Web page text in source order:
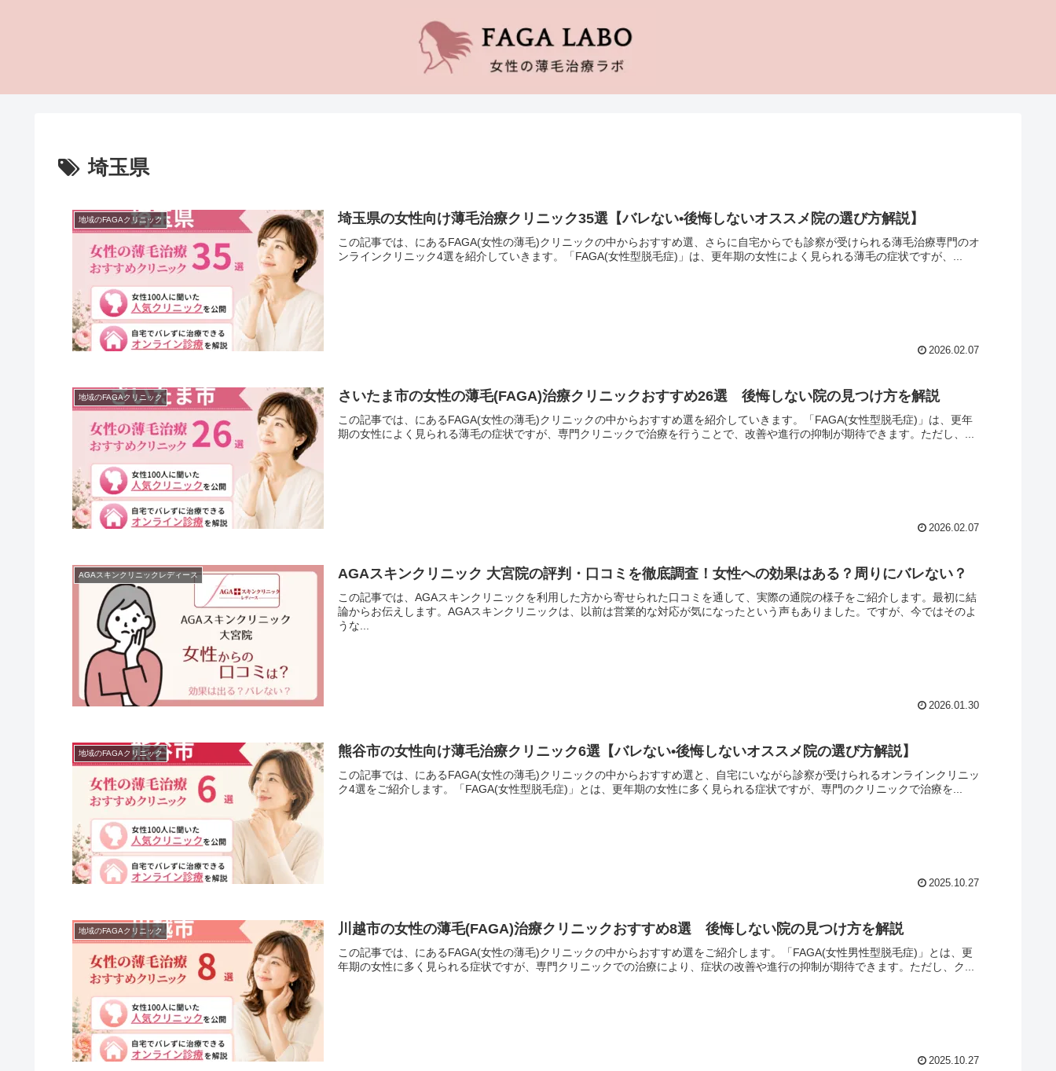
埼玉県
地域のFAGAクリニック 埼玉県の女性向け薄毛治療クリニック35選【バレない•後悔しないオススメ院の選び方解説】
この記事では、にあるFAGA(女性の薄毛)クリニックの中からおすすめ選、さらに自宅からでも診察が受けられる薄毛治療専門のオ
ンラインクリニック4選を紹介していきます。「FAGA(女性型脱毛症)」は、更年期の女性によく見られる薄毛の症状ですが、...
2026.02.07
地域のFAGAクリニック さいたま市の女性の薄毛(FAGA)治療クリニックおすすめ26選 後悔しない院の見つけ方を解説
この記事では、にあるFAGA(女性の薄毛)クリニックの中からおすすめ選を紹介していきます。「FAGA(女性型脱毛症)」は、更年
期の女性によく見られる薄毛の症状ですが、専門クリニックで治療を行うことで、改善や進行の抑制が期待できます。ただし、...
2026.02.07
AGAスキンクリニックレディース AGAスキンクリニック 大宮院の評判・口コミを徹底調査！女性への効果はある？周りにバレない？
この記事では、AGAスキンクリニックを利用した方から寄せられた口コミを通して、実際の通院の様子をご紹介します。最初に結
論からお伝えします。AGAスキンクリニックは、以前は営業的な対応が気になったという声もありました。ですが、今ではそのよ
うな...
2026.01.30
地域のFAGAクリニック 熊谷市の女性向け薄毛治療クリニック6選【バレない•後悔しないオススメ院の選び方解説】
この記事では、にあるFAGA(女性の薄毛)クリニックの中からおすすめ選と、自宅にいながら診察が受けられるオンラインクリニッ
ク4選をご紹介します。「FAGA(女性型脱毛症)」とは、更年期の女性に多く見られる症状ですが、専門のクリニックで治療を...
2025.10.27
地域のFAGAクリニック 川越市の女性の薄毛(FAGA)治療クリニックおすすめ8選 後悔しない院の見つけ方を解説
この記事では、にあるFAGA(女性の薄毛)クリニックの中からおすすめ選をご紹介します。「FAGA(女性男性型脱毛症)」とは、更
年期の女性に多く見られる症状ですが、専門クリニックでの治療により、症状の改善や進行の抑制が期待できます。ただし、ク...
2025.10.27